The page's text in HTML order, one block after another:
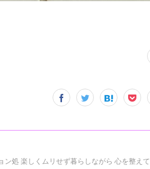
処 楽しくムリせず暮らしながら 心を整えて